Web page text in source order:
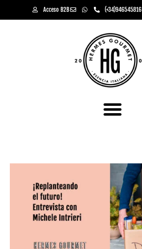
Acceso B2B (+34)946545816